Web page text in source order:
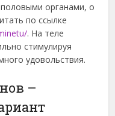
органами, о
по ссылке
. На теле
стимулируя
удовольствия.
–